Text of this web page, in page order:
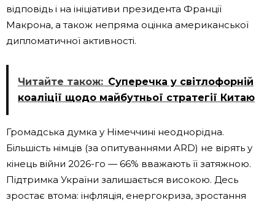
відповідь і на ініціативи президента Франції
Макрона, а також непряма оцінка американської
дипломатичної активності.
Читайте також: Суперечка у світлофорній
коаліції щодо майбутньої стратегії Китаю
Громадська думка у Німеччині неоднорідна.
Більшість німців (за опитуваннями ARD) не вірять у
кінець війни 2026-го — 66% вважають її затяжною.
Підтримка України залишається високою. Десь
зростає втома: інфляція, енергокриза, зростання